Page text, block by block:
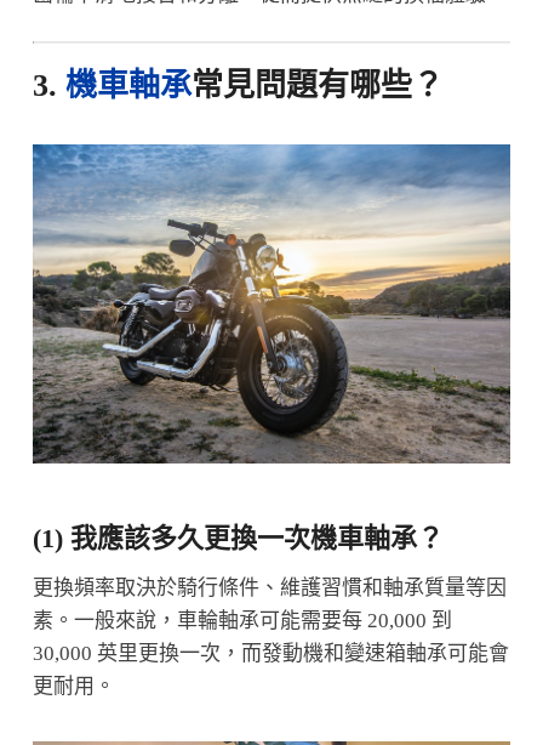
3. 機車軸承常見問題有哪些？
(1) 我應該多久更換一次機車軸承？
更換頻率取決於騎行條件、維護習慣和軸承質量等因
素。一般來說，車輪軸承可能需要每 20,000 到
30,000 英里更換一次，而發動機和變速箱軸承可能會
更耐用。